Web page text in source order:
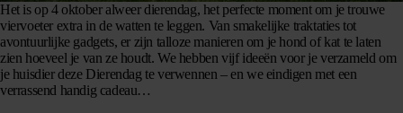
Het is op 4 oktober alweer dierendag, het perfecte moment om je trouwe
viervoeter extra in de watten te leggen. Van smakelijke traktaties tot
avontuurlijke gadgets, er zijn talloze manieren om je hond of kat te laten
zien hoeveel je van ze houdt. We hebben vijf ideeën voor je verzameld om
je huisdier deze Dierendag te verwennen – en we eindigen met een
verrassend handig cadeau…